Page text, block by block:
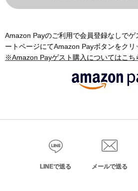
Amazon Payのご利用で会員登録なしでゲ
ートページにてAmazon Payボタンをクリ
※Amazon Payゲスト購入についてはこち
LINEで送る メールで送る